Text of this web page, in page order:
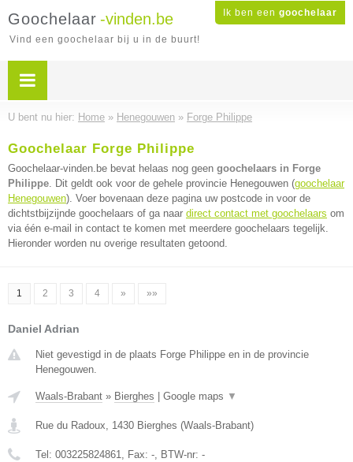
Ik ben een goochelaar
Goochelaar -vinden.be
Vind een goochelaar bij u in de buurt!
U bent nu hier: Home » Henegouwen » Forge Philippe
Goochelaar Forge Philippe
Goochelaar-vinden.be bevat helaas nog geen goochelaars in Forge
Philippe. Dit geldt ook voor de gehele provincie Henegouwen (goochelaar
Henegouwen). Voer bovenaan deze pagina uw postcode in voor de
dichtstbijzijnde goochelaars of ga naar direct contact met goochelaars om
via één e-mail in contact te komen met meerdere goochelaars tegelijk.
Hieronder worden nu overige resultaten getoond.
1 2 3 4 » »»
Daniel Adrian
Niet gevestigd in de plaats Forge Philippe en in de provincie
Henegouwen.
Waals-Brabant » Bierghes Google maps ▼
Rue du Radoux, 1430 Bierghes (Waals-Brabant)
Tel: 003225824861, Fax: -, BTW-nr: -